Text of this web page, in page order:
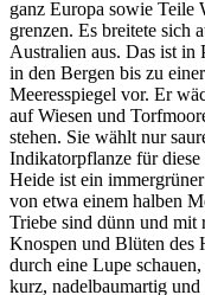
ganz Europa sowie Teile
grenzen. Es breitete sich
Australien aus. Das ist
in den Bergen bis zu
Meeresspiegel vor. Er
auf Wiesen und
stehen. Sie wählt nur
Indikatorpflanze für diese
Heide ist ein
von etwa einem halben
Triebe sind dünn und mit
Knospen und Blüten des
durch eine Lupe
kurz, nadelbaumartig